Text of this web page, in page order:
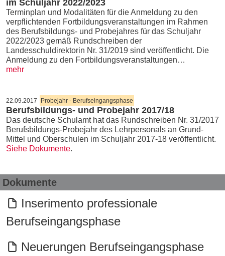
im Schuljahr 2022/2023
Terminplan und Modalitäten für die Anmeldung zu den
verpflichtenden Fortbildungsveranstaltungen im Rahmen
des Berufsbildungs- und Probejahres für das Schuljahr
2022/2023 gemäß Rundschreiben der
Landesschuldirektorin Nr. 31/2019 sind veröffentlicht. Die
Anmeldung zu den Fortbildungsveranstaltungen…
mehr
22.09.2017 Probejahr - Berufseingangsphase
Berufsbildungs- und Probejahr 2017/18
Das deutsche Schulamt hat das Rundschreiben Nr. 31/2017
Berufsbildungs-Probejahr des Lehrpersonals an Grund-
Mittel und Oberschulen im Schuljahr 2017-18 veröffentlicht.
Siehe Dokumente.
Dokumente
Inserimento professionale
Berufseingangsphase
Neuerungen Berufseingangsphase